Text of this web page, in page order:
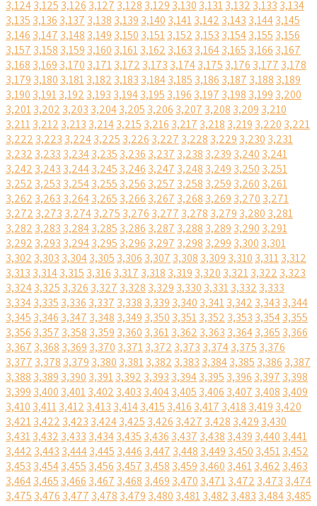
3,1243,125 3,126 3,127 3,128 3,129 3,130 3,1313,132 3,133 3,134
3,135 3,136 3,137 3,138 3,139 3,140 3,1413,142 3,143 3,1443,145
3,146 3,147 3,148 3,149 3,150 3,1513,152 3,153 3,1543,155 3,156
3,157 3,158 3,159 3,160 3,1613,162 3,163 3,1643,165 3,166 3,167
3,168 3,169 3,170 3,1713,172 3,173 3,1743,175 3,176 3,177 3,178
3,179 3,180 3,1813,182 3,183 3,1843,185 3,186 3,187 3,188 3,189
3,190 3,1913,192 3,193 3,1943,195 3,196 3,197 3,198 3,199 3,200
3,2013,202 3,203 3,2043,205 3,206 3,207 3,208 3,209 3,210
3,2113,212 3,213 3,2143,215 3,216 3,217 3,218 3,219 3,220 3,221
3,222 3,223 3,2243,225 3,226 3,227 3,228 3,229 3,230 3,231
3,232 3,233 3,2343,235 3,236 3,237 3,238 3,239 3,240 3,241
3,242 3,243 3,2443,245 3,246 3,247 3,248 3,249 3,250 3,251
3,252 3,253 3,2543,255 3,256 3,257 3,258 3,259 3,260 3,261
3,262 3,263 3,2643,265 3,266 3,267 3,268 3,269 3,270 3,271
3,272 3,273 3,2743,275 3,276 3,277 3,278 3,279 3,280 3,281
3,282 3,283 3,2843,285 3,286 3,287 3,288 3,289 3,290 3,291
3,292 3,293 3,2943,295 3,296 3,297 3,298 3,299 3,300 3,301
3,302 3,303 3,3043,305 3,306 3,307 3,308 3,309 3,310 3,3113,312
3,313 3,3143,315 3,316 3,317 3,318 3,319 3,320 3,3213,322 3,323
3,3243,325 3,326 3,327 3,328 3,329 3,330 3,3313,332 3,333
3,3343,335 3,336 3,337 3,338 3,339 3,340 3,3413,342 3,343 3,344
3,345 3,346 3,347 3,348 3,349 3,350 3,3513,352 3,353 3,3543,355
3,356 3,357 3,358 3,359 3,360 3,3613,362 3,363 3,3643,365 3,366
3,367 3,368 3,369 3,370 3,3713,372 3,373 3,3743,375 3,376
3,377 3,378 3,379 3,380 3,3813,382 3,383 3,3843,385 3,386 3,387
3,388 3,389 3,390 3,3913,392 3,393 3,3943,395 3,396 3,397 3,398
3,399 3,400 3,4013,402 3,403 3,4043,405 3,406 3,407 3,408 3,409
3,410 3,4113,412 3,413 3,4143,415 3,416 3,417 3,418 3,419 3,420
3,4213,422 3,423 3,4243,425 3,426 3,427 3,428 3,429 3,430
3,4313,432 3,433 3,4343,435 3,436 3,437 3,438 3,439 3,440 3,441
3,442 3,443 3,4443,445 3,446 3,447 3,448 3,449 3,450 3,4513,452
3,453 3,4543,455 3,456 3,457 3,458 3,459 3,460 3,4613,462 3,463
3,4643,465 3,466 3,467 3,468 3,469 3,470 3,4713,472 3,473 3,474
3,475 3,476 3,477 3,478 3,479 3,480 3,4813,482 3,483 3,4843,485